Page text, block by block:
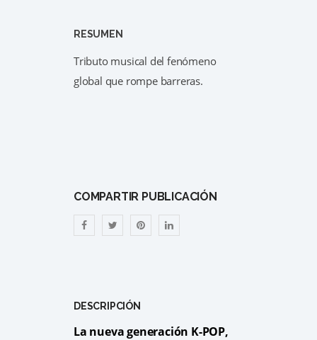
RESUMEN
Tributo musical del fenómeno
global que rompe barreras.
COMPARTIR PUBLICACIÓN
DESCRIPCIÓN
La nueva generación K-POP,